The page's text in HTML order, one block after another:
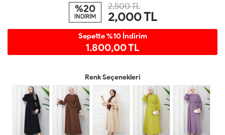
%20
İNDİRİM
2,500 TL
2,000TL
Sepette %10 İndirim
1.800,00 TL
Renk Seçenekleri